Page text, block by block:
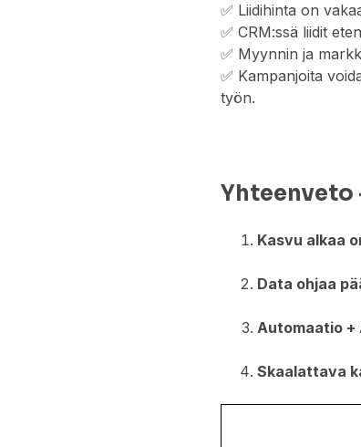
✅ Liidihinta on
✅ CRM:ssä liidit
✅ Myynnin ja
✅ Kampanjoita
työn.
Yhteenveto
Kasvu alkaa
Data ohjaa
Automaatio +
Skaalattava